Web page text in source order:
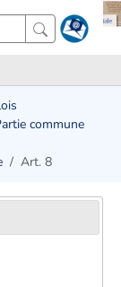
commune
Art. 8